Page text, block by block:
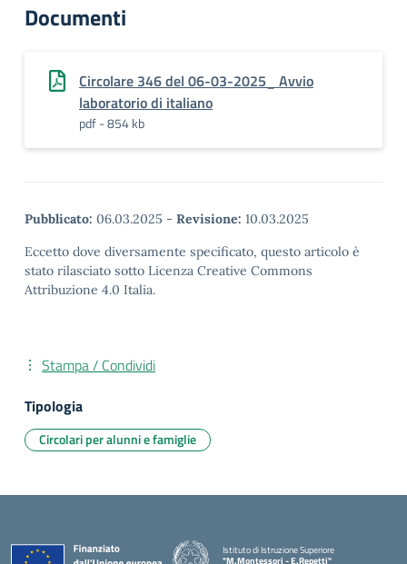
Documenti
Circolare 346 del 06-03-2025_ Avvio
laboratorio di italiano
pdf - 854 kb
Pubblicato: 06.03.2025 - Revisione: 10.03.2025
Eccetto dove diversamente specificato, questo articolo è
stato rilasciato sotto Licenza Creative Commons
Attribuzione 4.0 Italia.
Stampa / Condividi
Tipologia
Circolari per alunni e famiglie
Istituto di Istruzione Superiore
"M.Montessori - E.Repetti"